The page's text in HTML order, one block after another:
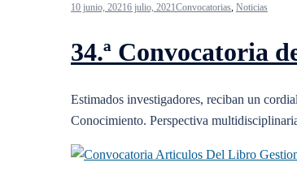
10 junio, 20216 julio, 2021Convocatorias Noticias
34.ª Convocatoria
Estimados investigadores, reciban un
Conocimiento. Perspectiva